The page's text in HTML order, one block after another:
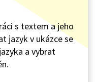
s textem a jeho
jazyk v ukázce se
a vybrat